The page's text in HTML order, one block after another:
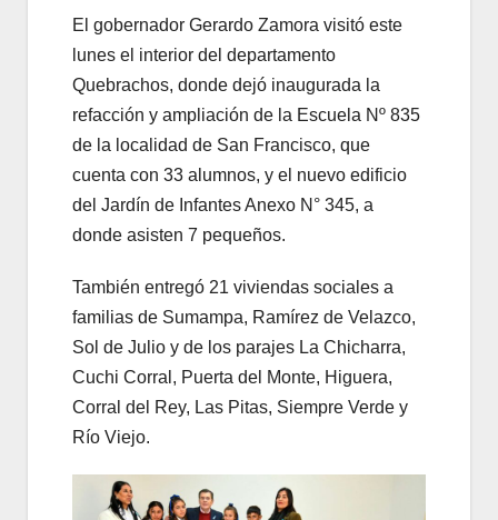
El gobernador Gerardo Zamora visitó este
lunes el interior del departamento
Quebrachos, donde dejó inaugurada la
refacción y ampliación de la Escuela Nº 835
de la localidad de San Francisco, que
cuenta con 33 alumnos, y el nuevo edificio
del Jardín de Infantes Anexo N° 345, a
donde asisten 7 pequeños.
También entregó 21 viviendas sociales a
familias de Sumampa, Ramírez de Velazco,
Sol de Julio y de los parajes La Chicharra,
Cuchi Corral, Puerta del Monte, Higuera,
Corral del Rey, Las Pitas, Siempre Verde y
Río Viejo.